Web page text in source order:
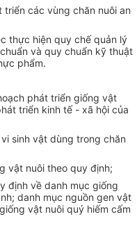
các vùng chăn nuôi an
thực hiện quy chế quản lý
và quy chuẩn kỹ thuật
phẩm.
phát triển giống vật
triển kinh tế - xã hội của
sinh vật dùng trong chăn
vật nuôi theo quy định;
định về danh mục giống
danh mục nguồn gen vật
vật nuôi quý hiếm cấm